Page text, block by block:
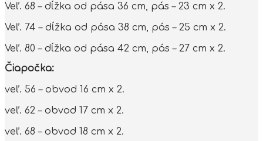
Veľ. 68 – dĺžka od pása 36 cm, pás – 23 cm x 2.
Veľ. 74 – dĺžka od pása 38 cm, pás – 25 cm x 2.
Veľ. 80 – dĺžka od pása 42 cm, pás – 27 cm x 2.
Čiapočka:
veľ. 56 – obvod 16 cm x 2.
veľ. 62 – obvod 17 cm x 2.
veľ. 68 – obvod 18 cm x 2.